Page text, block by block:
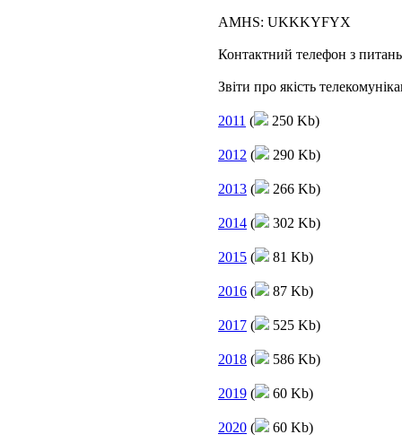
AMHS: UKKKYFYX
Контактний телефон з
Звіти про якість
2011 ( 250 Kb)
2012 ( 290 Kb)
2013 ( 266 Kb)
2014 ( 302 Kb)
2015 ( 81 Kb)
2016 ( 87 Kb)
2017 ( 525 Kb)
2018 ( 586 Kb)
2019 ( 60 Kb)
2020 ( 60 Kb)